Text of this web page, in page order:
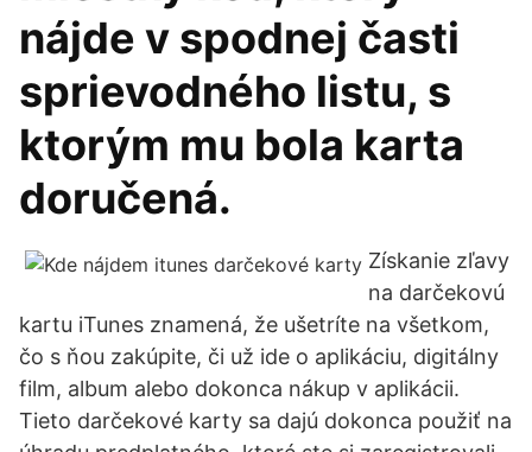
nájde v spodnej časti
sprievodného listu, s
ktorým mu bola karta
doručená.
Získanie zľavy
na darčekovú
kartu iTunes znamená, že ušetríte na všetkom,
čo s ňou zakúpite, či už ide o aplikáciu, digitálny
film, album alebo dokonca nákup v aplikácii.
Tieto darčekové karty sa dajú dokonca použiť na